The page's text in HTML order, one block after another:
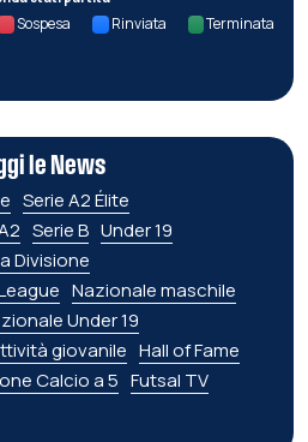
Sospesa Rinviata Terminata
le News
Serie A2 Élite
Serie B Under 19
Divisione
Nazionale maschile
Under 19
giovanile Hall of Fame
Calcio a 5 Futsal TV